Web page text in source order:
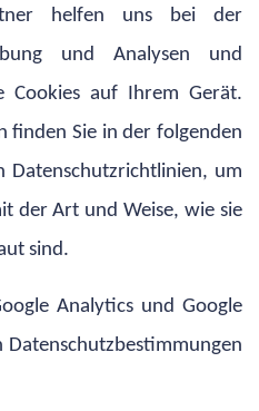
helfen uns bei der
und Analysen und
Cookies auf Ihrem Gerät.
finden Sie in der folgenden
Datenschutzrichtlinien, um
der Art und Weise, wie sie
sind.
Analytics und Google